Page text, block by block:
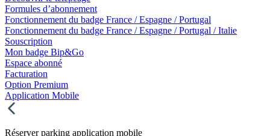
Formules d’abonnement
Fonctionnement du badge France / Espagne / Portugal
Fonctionnement du badge France / Espagne / Portugal / Italie
Souscription
Mon badge Bip&Go
Espace abonné
Facturation
Option Premium
Application Mobile
Réserver parking application mobile